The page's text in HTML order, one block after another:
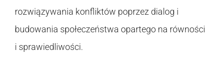
rozwiązywania konfliktów poprzez dialog i
budowania społeczeństwa opartego na równości
i sprawiedliwości.